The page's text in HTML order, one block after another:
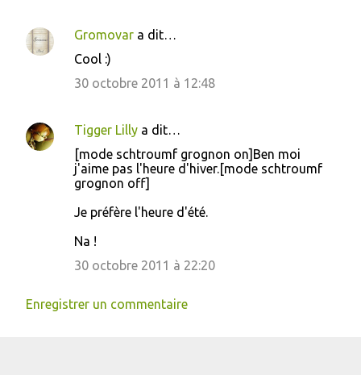
Gromovar a dit…
Cool :)
30 octobre 2011 à 12:48
Tigger Lilly a dit…
[mode schtroumf grognon on]Ben moi
j'aime pas l'heure d'hiver.[mode schtroumf
grognon off]
Je préfère l'heure d'été.
Na !
30 octobre 2011 à 22:20
Enregistrer un commentaire